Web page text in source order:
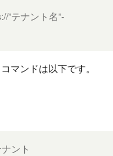
”テナント名”-
マンドは以下です。
ント